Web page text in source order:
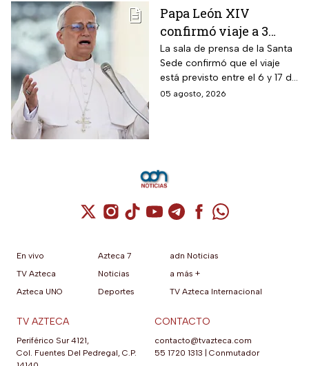
Papa León XIV
confirmó viaje a 3
países de
Latinoamérica
La sala de prensa de la Santa
Sede confirmó que el viaje
está previsto entre el 6 y 17 de
noviembre de este mismo
05 agosto, 2026
Cuenta de X / Twitter (se abre en una
Cuenta de Instagram (se abre en una
Cuenta de TikTok (se abre en
Cuenta de YouTube (se abre
Cuenta de Telegram (se
Cuenta de
Cuenta de
En vivo
TV Azteca
Azteca UNO
Azteca 7
Noticias
Deportes
adn Noticias
a más +
TV Azteca Internacional
TV AZTECA
Periférico Sur 4121,
Col. Fuentes Del Pedregal, C.P.
CONTACTO
contacto@tvazteca.com
55 1720 1313
Conmutador